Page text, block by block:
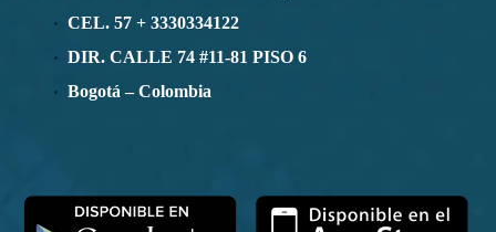
CEL. 57 + 3330334122
DIR. CALLE 74 #11-81 PISO 6
Bogotá – Colombia